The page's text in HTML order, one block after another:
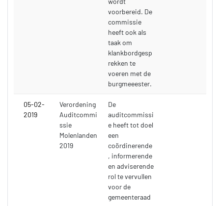
voorbereid. De
commissie
heeft ook als
taak om
klankbordgesp
rekken te
voeren met de
burgmeeester.
05-02-
2019
Verordening
Auditcommi
ssie
Molenlanden
2019
De
auditcommissi
e heeft tot doel
een
coördinerende
, informerende
en adviserende
rol te vervullen
voor de
gemeenteraad